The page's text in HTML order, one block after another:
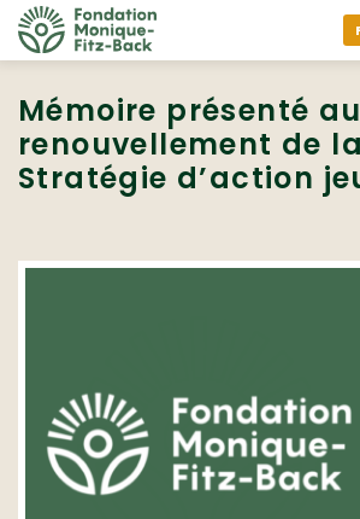
Mémoire présenté au
renouvellement de la
Stratégie d’action